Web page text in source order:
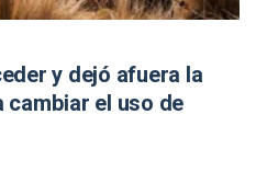
y dejó afuera la
el uso de